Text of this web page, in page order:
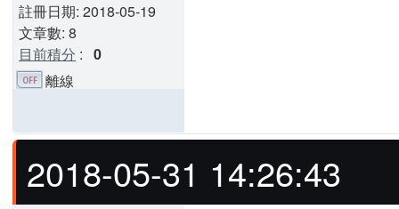
註冊日期: 2018-05-19
文章數: 8
目前積分 : 0
離線
2018-05-31 14:26:43